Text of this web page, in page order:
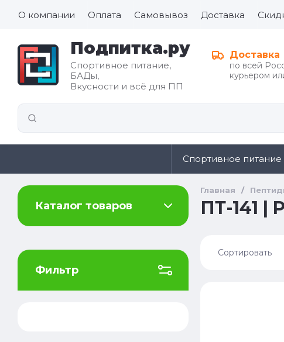
О компании Оплата Самовывоз Доставка
Подпитка.ру
Спортивное питание,
БАДы,
Вкусности и всё для ПП
Доставка
по всей
курьером
Спортивное питание
Каталог товаров
Фильтр
Главная /
ПТ-141 |
Сортировать
Все для
здорового
питания